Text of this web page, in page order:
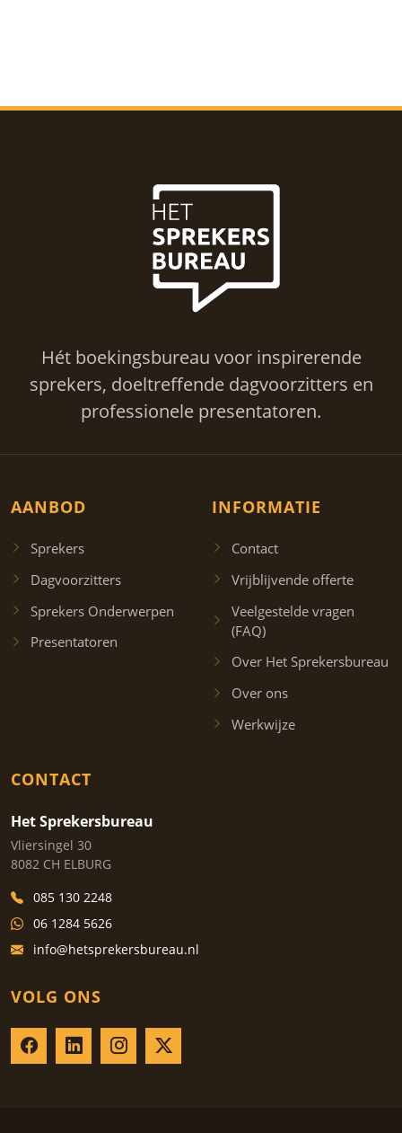
Hét boekingsbureau voor inspirerende
sprekers, doeltreffende dagvoorzitters en
professionele presentatoren.
AANBOD
Sprekers
Dagvoorzitters
Sprekers Onderwerpen
Presentatoren
INFORMATIE
Contact
Vrijblijvende offerte
Veelgestelde vragen
(FAQ)
Over Het Sprekersbureau
Over ons
Werkwijze
CONTACT
Het Sprekersbureau
Vliersingel 30
8082 CH ELBURG
085 130 2248
06 1284 5626
info@hetsprekersbureau.nl
VOLG ONS